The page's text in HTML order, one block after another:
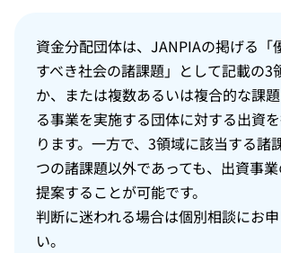
資金分配団体は、JANPIAの掲げる「
すべき社会の諸課題」として記載の3
か、または複数あるいは複合的な課
る事業を実施する団体に対する出資
ります。一方で、3領域に該当する諸
つの諸課題以外であっても、出資事
提案することが可能です。
判断に迷われる場合は個別相談にお
い。